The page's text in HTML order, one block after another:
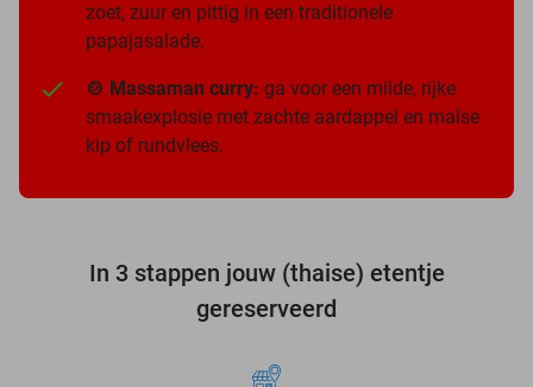
zoet, zuur en pittig in een traditionele
papajasalade.
🍲 Massaman curry: ga voor een milde, rijke
smaakexplosie met zachte aardappel en malse
kip of rundvlees.
In 3 stappen jouw (thaise) etentje
gereserveerd